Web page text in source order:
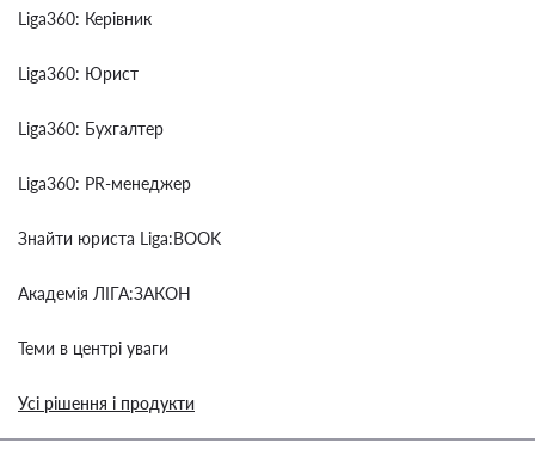
Liga360: Керівник
Liga360: Юрист
Liga360: Бухгалтер
Liga360: PR-менеджер
Знайти юриста Liga:BOOK
Академія ЛІГА:ЗАКОН
Теми в центрі уваги
Усі рішення і продукти